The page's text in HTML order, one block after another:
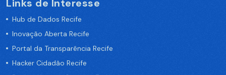
Links de Interesse
Hub de Dados Recife
Inovação Aberta Recife
Portal da Transparência Recife
Hacker Cidadão Recife